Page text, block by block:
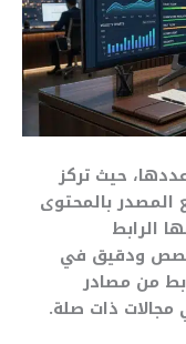
حيث تركز
المصدر بالمحتوى
الرابط
ودقيق في
من مصادر
ذات صلة.